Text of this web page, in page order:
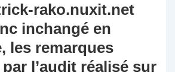
rako.nuxit.net
inchangé en
les remarques
l’audit réalisé sur